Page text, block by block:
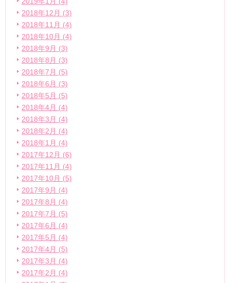
2018年12月 (3)
2018年11月 (4)
2018年10月 (4)
2018年9月 (3)
2018年8月 (3)
2018年7月 (5)
2018年6月 (3)
2018年5月 (5)
2018年4月 (4)
2018年3月 (4)
2018年2月 (4)
2018年1月 (4)
2017年12月 (6)
2017年11月 (4)
2017年10月 (5)
2017年9月 (4)
2017年8月 (4)
2017年7月 (5)
2017年6月 (4)
2017年5月 (4)
2017年4月 (5)
2017年3月 (4)
2017年2月 (4)